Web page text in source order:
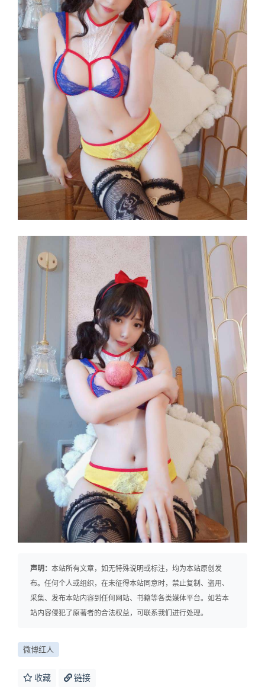
声明： 本站所有文章，如无特殊说明或标注，均为本站原创发
布。任何个人或组织，在未征得本站同意时，禁止复制、盗用、
采集、发布本站内容到任何网站、书籍等各类媒体平台。如若本
站内容侵犯了原著者的合法权益，可联系我们进行处理。
微博红人
收藏 链接